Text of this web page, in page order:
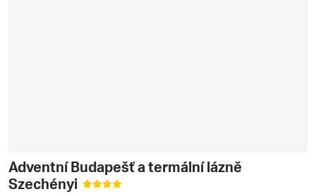
Adventní Budapešť a termální lázně
Szechényi